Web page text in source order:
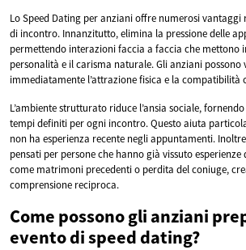
Lo Speed Dating per anziani offre numerosi
di incontro. Innanzitutto, elimina la pressione delle
permettendo interazioni faccia a faccia che mettono
personalità e il carisma naturale. Gli anziani possono
immediatamente l’attrazione fisica e la compatibilità
L’ambiente strutturato riduce l’ansia sociale,
tempi definiti per ogni incontro. Questo aiuta
non ha esperienza recente negli appuntamenti.
pensati per persone che hanno già vissuto
come matrimoni precedenti o perdita del coniuge,
comprensione reciproca.
Come possono gli anziani
evento di speed dating?